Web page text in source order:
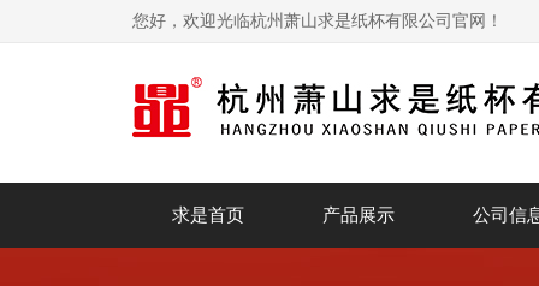
您好，欢迎光临杭州萧山求是纸杯有限公司官网！
求是首页 产品展示 公司信